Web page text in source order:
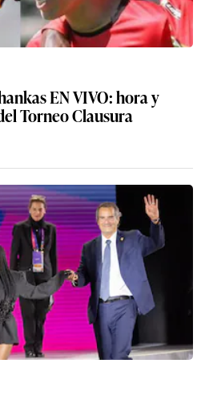
EN VIVO: hora y
Torneo Clausura